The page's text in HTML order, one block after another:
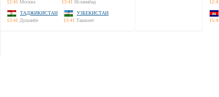
12:41 Москва
13:41 Исламабад
ТАДЖИКИСТАН
13:41 Душанбе
УЗБЕКИСТАН
13:41 Ташкент